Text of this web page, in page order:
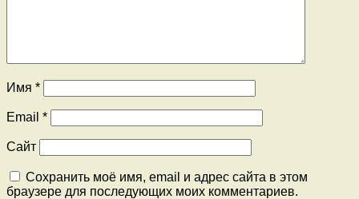
Имя *
Email *
Сайт
Сохранить моё имя, email и адрес сайта в этом
браузере для последующих моих комментариев.